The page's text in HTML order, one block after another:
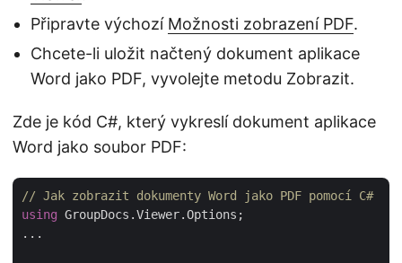
Připravte výchozí Možnosti zobrazení PDF.
Chcete-li uložit načtený dokument aplikace
Word jako PDF, vyvolejte metodu Zobrazit.
Zde je kód C#, který vykreslí dokument aplikace
Word jako soubor PDF:
// Jak zobrazit dokumenty Word jako PDF pomocí C#
using GroupDocs.Viewer.Options;
...